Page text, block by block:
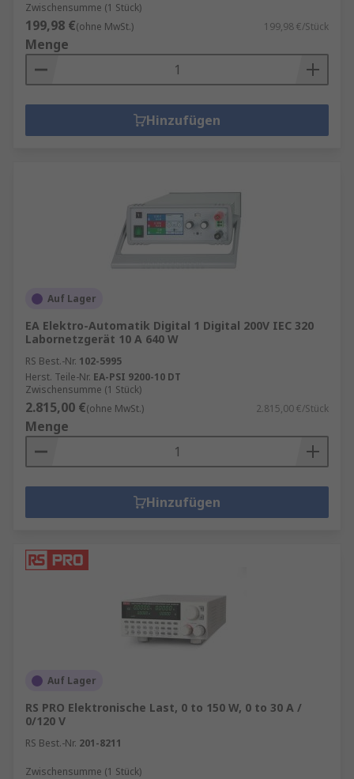
Zwischensumme (1 Stück)
199,98 €(ohne MwSt.) 199,98 €/Stück
Menge
Hinzufügen
Auf Lager
EA Elektro-Automatik Digital 1 Digital 200V IEC 320
Labornetzgerät 10 A 640 W
RS Best.-Nr. 102-5995
Herst. Teile-Nr. EA-PSI 9200-10 DT
Zwischensumme (1 Stück)
2.815,00 €(ohne MwSt.) 2.815,00 €/Stück
Menge
Hinzufügen
Auf Lager
RS PRO Elektronische Last, 0 to 150 W, 0 to 30 A /
0/120 V
RS Best.-Nr. 201-8211
Zwischensumme (1 Stück)